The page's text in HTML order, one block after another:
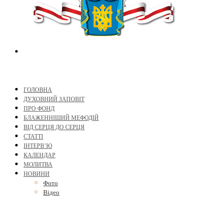
ГОЛОВНА
ДУХОВНИЙ ЗАПОВІТ
ПРО ФОНД
БЛАЖЕННІШИЙ МЕФОДІЙ
ВІД СЕРЦЯ ДО СЕРЦЯ
СТАТТІ
ІНТЕРВ’Ю
КАЛЕНДАР
МОЛИТВА
НОВИНИ
Фото
Відео